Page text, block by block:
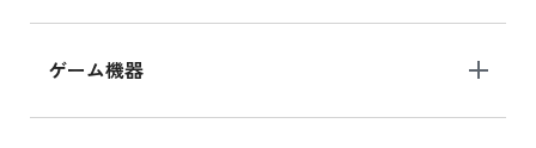
ゲーム機器